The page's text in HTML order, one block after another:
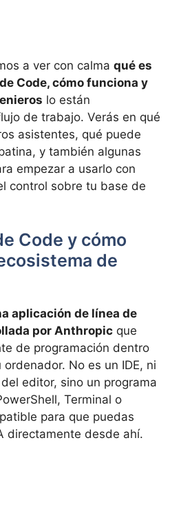
a ver con calma qué es
Code, cómo funciona y
lo están
de trabajo. Verás en qué
asistentes, qué puede
y también algunas
empezar a usarlo con
control sobre tu base de
Code y cómo
de
aplicación de línea de
por Anthropic que
de programación dentro
No es un IDE, ni
editor, sino un programa
Terminal o
para que puedas
directamente desde ahí.